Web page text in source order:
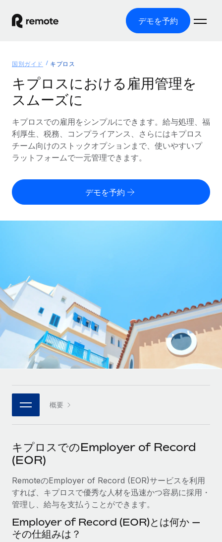
デモを予約
グローバル雇用
グローバル給与処理
コンプライアンス対応の給与処理を手軽に
Employer of Record（EOR）
グローバル展開をコストをかけずに実現
Contractor of Record
世界中の契約社員と法令を遵守して契約
インフラ
Remote統合
人事機能をワークフローにシームレスに統合する
プラットフォーム
チームのための人事の基本機能を内蔵
当社のMCPを使用して、あらゆるAIツールをRemoteに接続
統合
基本的なビジネスツールを活用して業務プロセスを効率化す
サービス
専門家に相談
グローバル人事・コンプライアンスの専門サポート
候補者の選考プロセスをシンプルに
ソリューション
各国の制度に対応
国別ガイド
/国別のグローバル雇用支援を検索する
Remoteを他社と比較
リューション
ミッドマーケット
カスタマイズされた人事ソリューションでチームを拡大する
企業
大企業向けのグローバルHR
パートナーに登録
戦略的テクノロジーパートナー
グローバルな人事機能を柔軟に自社プラットフォームへ統合
当社とのパートナーシップの可能性を検討する
Remote Build
統合とAI自動化に関するコンサルティング
リソース
ツールと計算ツール
従業員コスト計算ツール
REMOTEで学習
リサーチおよびガイド
活用事例
HR用語集
チェックリストおよびテンプレート
職務内容ライブラリ
ウェビナー
イベント
ニュースルーム
給与・人材情報
情報センター
サポートを依頼する
すべてのリソースを表示する
価格
English
Deutsch
Español
Italiano
Português (Portugal)
日本語
한국어
国別ガイド キプロス
キプロスにおける雇用管理を
スムーズに
キプロスでの雇用をシンプルにできます。給与処理、福
利厚生、税務、コンプライアンス、さらにはキプロス
チーム向けのストックオプションまで、使いやすいプ
ラットフォームで一元管理できます。
デモを予約
概要
キプロスでのEmployer of Record
(EOR)
RemoteのEmployer of Record (EOR)サービスを利用
すれば、キプロスで優秀な人材を迅速かつ容易に採用・
管理し、給与を支払うことができます。
Employer of Record (EOR)とは何か —
その仕組みは？